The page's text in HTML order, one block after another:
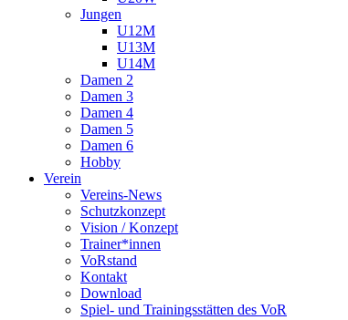
Jungen
U12M
U13M
U14M
Damen 2
Damen 3
Damen 4
Damen 5
Damen 6
Hobby
Verein
Vereins-News
Schutzkonzept
Vision / Konzept
Trainer*innen
VoRstand
Kontakt
Download
Spiel- und Trainingsstätten des VoR